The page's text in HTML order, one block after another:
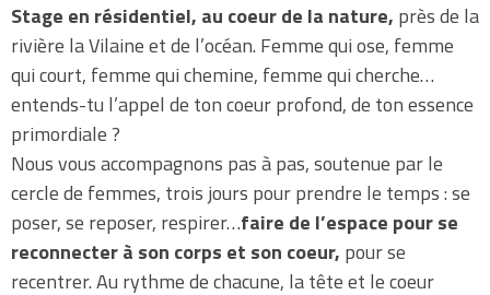
Stage en résidentiel, au coeur de la nature, près de la
rivière la Vilaine et de l’océan. Femme qui ose, femme
qui court, femme qui chemine, femme qui cherche…
entends-tu l’appel de ton coeur profond, de ton essence
primordiale ?
Nous vous accompagnons pas à pas, soutenue par le
cercle de femmes, trois jours pour prendre le temps : se
poser, se reposer, respirer…faire de l’espace pour se
reconnecter à son corps et son coeur, pour se
recentrer. Au rythme de chacune, la tête et le coeur